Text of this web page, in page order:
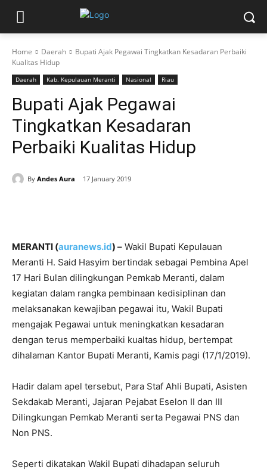
Home Daerah
Bupati Ajak Pegawai Tingkatkan Kesadaran Perbaiki
Kualitas Hidup
Daerah Kab. Kepulauan Meranti Nasional Riau
Bupati Ajak Pegawai
Tingkatkan Kesadaran
Perbaiki Kualitas Hidup
By Andes Aura 17 January 2019
MERANTI (auranews.id) – Wakil Bupati Kepulauan
Meranti H. Said Hasyim bertindak sebagai Pembina Apel
17 Hari Bulan dilingkungan Pemkab Meranti, dalam
kegiatan dalam rangka pembinaan kedisiplinan dan
melaksanakan kewajiban pegawai itu, Wakil Bupati
mengajak Pegawai untuk meningkatkan kesadaran
dengan terus memperbaiki kualtas hidup, bertempat
dihalaman Kantor Bupati Meranti, Kamis pagi (17/1/2019).
Hadir dalam apel tersebut, Para Staf Ahli Bupati, Asisten
Sekdakab Meranti, Jajaran Pejabat Eselon II dan III
Dilingkungan Pemkab Meranti serta Pegawai PNS dan
Non PNS.
Seperti dikatakan Wakil Bupati dihadapan seluruh